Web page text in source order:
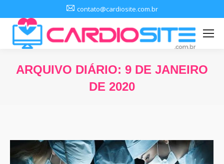
contato@cardiosite.com.br
ARQUIVO DIÁRIO: 9 DE JANEIRO
DE 2020